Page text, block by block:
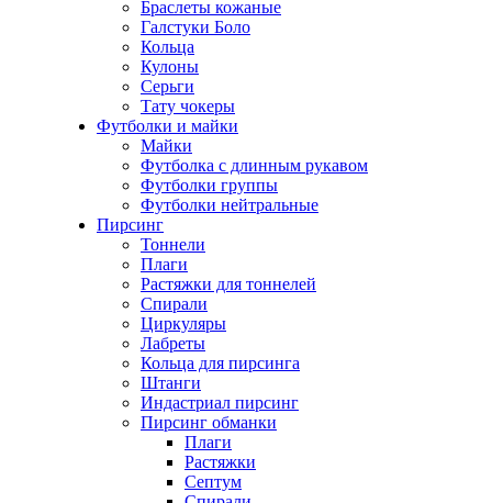
Браслеты кожаные
Галстуки Боло
Кольца
Кулоны
Серьги
Тату чокеры
Футболки и майки
Майки
Футболка с длинным рукавом
Футболки группы
Футболки нейтральные
Пирсинг
Тоннели
Плаги
Растяжки для тоннелей
Спирали
Циркуляры
Лабреты
Кольца для пирсинга
Штанги
Индастриал пирсинг
Пирсинг обманки
Плаги
Растяжки
Септум